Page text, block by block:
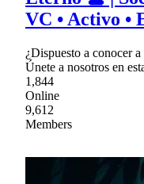
VC • Activo •
¿Dispuesto a conocer
Únete a nosotros en
1,844
Online
9,612
Members